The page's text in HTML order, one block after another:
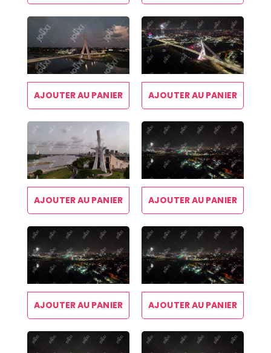
AJOUTER AU PANIER AJOUTER AU PANIER
AJOUTER AU PANIER AJOUTER AU PANIER
AJOUTER AU PANIER AJOUTER AU PANIER